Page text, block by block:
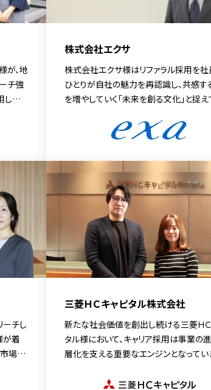
が、地
チ強
した
、人
株式会社エクサ
株式会社エクサ様はリファラル採用を
ひとりが自社の魅力を再認識し、共感す
を増やしていく「未来を創る文化」と捉
おいて求める人材像や「絆貯金」という独
考え方、そして「MyRefer（MyTalent
チし
が着
場に
アマ
三菱ＨＣキャピタル株式会社
新たな社会価値を創出し続ける三菱Ｈ
タル様において、キャリア採用は事業の
層化を支える重要なエンジンとなってい
ットとスキルフィットの両面から採用の“